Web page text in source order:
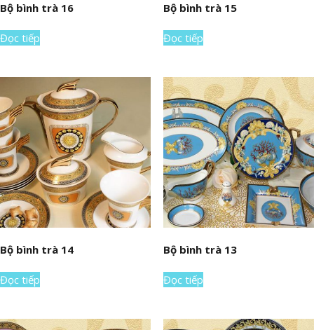
Bộ bình trà 16
Đọc tiếp
Bộ bình trà 15
Đọc tiếp
Bộ bình trà 14
Đọc tiếp
Bộ bình trà 13
Đọc tiếp